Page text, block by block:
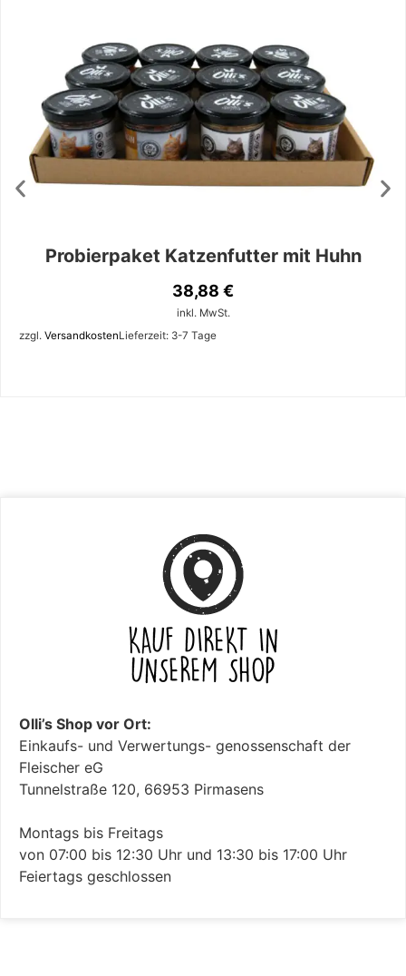
Probierpaket Katzenfutter mit Huhn
38,88 €
inkl. MwSt.
zzgl. VersandkostenLieferzeit: 3-7 Tage
Olli’s Shop vor Ort:
Einkaufs- und Verwertungs- genossenschaft der
Fleischer eG
Tunnelstraße 120, 66953 Pirmasens
Montags bis Freitags
von 07:00 bis 12:30 Uhr und 13:30 bis 17:00 Uhr
Feiertags geschlossen